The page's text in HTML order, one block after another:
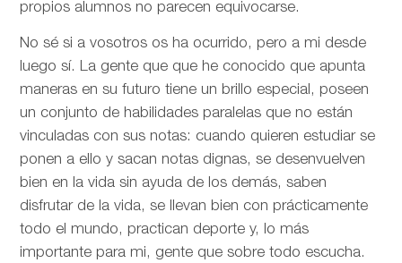
propios alumnos no parecen equivocarse.
No sé si a vosotros os ha ocurrido, pero a mi desde
luego sí. La gente que que he conocido que apunta
maneras en su futuro tiene un brillo especial, poseen
un conjunto de habilidades paralelas que no están
vinculadas con sus notas: cuando quieren estudiar se
ponen a ello y sacan notas dignas, se desenvuelven
bien en la vida sin ayuda de los demás, saben
disfrutar de la vida, se llevan bien con prácticamente
todo el mundo, practican deporte y, lo más
importante para mi, gente que sobre todo escucha.